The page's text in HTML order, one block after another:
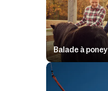
Balade à poney